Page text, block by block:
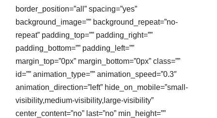
border_position=”all” spacing=”yes”
background_image=”” background_repeat=”no-
repeat” padding_top=”” padding_right=””
padding_bottom=”” padding_left=””
margin_top=”0px” margin_bottom=”0px” class=””
id=”” animation_type=”” animation_speed=”0.3″
animation_direction=”left” hide_on_mobile=”small-
visibility,medium-visibility,large-visibility”
center_content=”no” last=”no” min_height=””